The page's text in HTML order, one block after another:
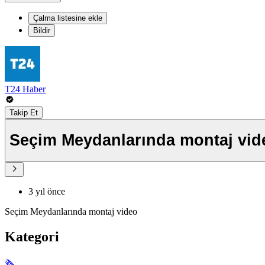
Çalma listesine ekle
Bildir
T24 Haber
Takip Et
Seçim Meydanlarında montaj
3 yıl önce
Seçim Meydanlarında montaj video
Kategori